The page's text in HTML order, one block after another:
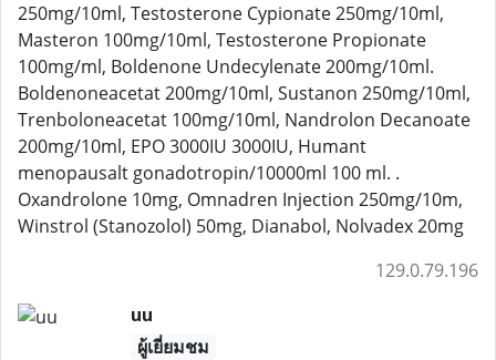
250mg/10ml, Testosterone Cypionate 250mg/10ml,
Masteron 100mg/10ml, Testosterone Propionate
100mg/ml, Boldenone Undecylenate 200mg/10ml.
Boldenoneacetat 200mg/10ml, Sustanon 250mg/10ml,
Trenboloneacetat 100mg/10ml, Nandrolon Decanoate
200mg/10ml, EPO 3000IU 3000IU, Humant
menopausalt gonadotropin/10000ml 100 ml. .
Oxandrolone 10mg, Omnadren Injection 250mg/10m,
Winstrol (Stanozolol) 50mg, Dianabol, Nolvadex 20mg
129.0.79.196
uu
ผู้เยี่ยมชม